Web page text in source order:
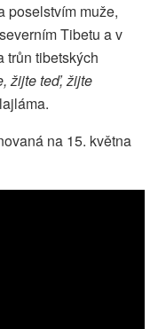
poselstvím muže,
Tibetu a v
trůn tibetských
žijte teď, žijte
na 15. května